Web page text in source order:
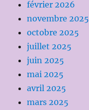
février 2026
novembre 2025
octobre 2025
juillet 2025
juin 2025
mai 2025
avril 2025
mars 2025